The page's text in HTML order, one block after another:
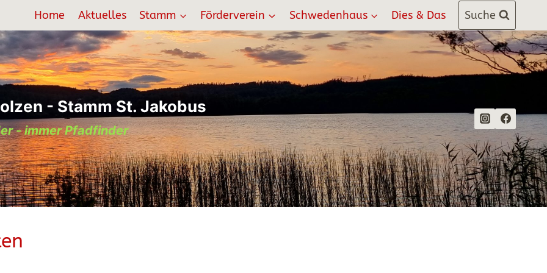
Home Aktuelles Stamm Förderverein Schwedenhaus Dies & Das Suche
- Stamm St. Jakobus
- immer Pfadfinder